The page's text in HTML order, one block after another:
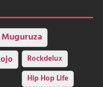
Rockdelux
Hip Hop Life